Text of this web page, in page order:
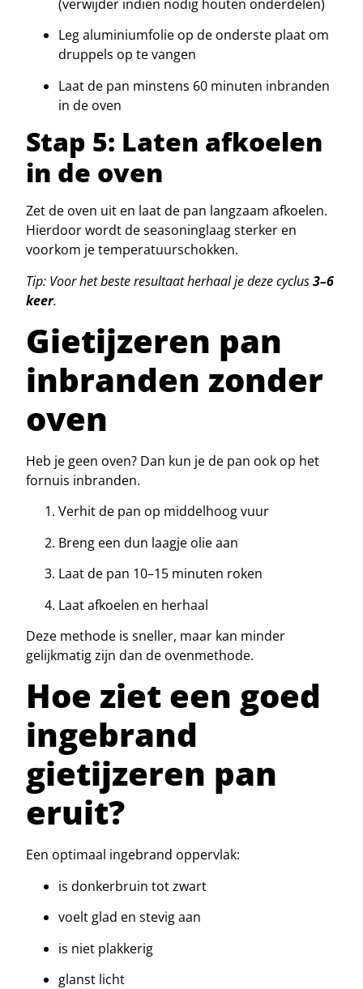
(verwijder indien nodig houten onderdelen)
Leg aluminiumfolie op de onderste plaat om
druppels op te vangen
Laat de pan minstens 60 minuten inbranden
in de oven
Stap 5: Laten afkoelen
in de oven
Zet de oven uit en laat de pan langzaam afkoelen.
Hierdoor wordt de seasoninglaag sterker en
voorkom je temperatuurschokken.
Tip: Voor het beste resultaat herhaal je deze cyclus3–6
keer.
Gietijzeren pan
inbranden zonder
oven
Heb je geen oven? Dan kun je de pan ook op het
fornuis inbranden.
Verhit de pan op middelhoog vuur
Breng een dun laagje olie aan
Laat de pan 10–15 minuten roken
Laat afkoelen en herhaal
Deze methode is sneller, maar kan minder
gelijkmatig zijn dan de ovenmethode.
Hoe ziet een goed
ingebrand
gietijzeren pan
eruit?
Een optimaal ingebrand oppervlak:
is donkerbruin tot zwart
voelt glad en stevig aan
is niet plakkerig
glanst licht